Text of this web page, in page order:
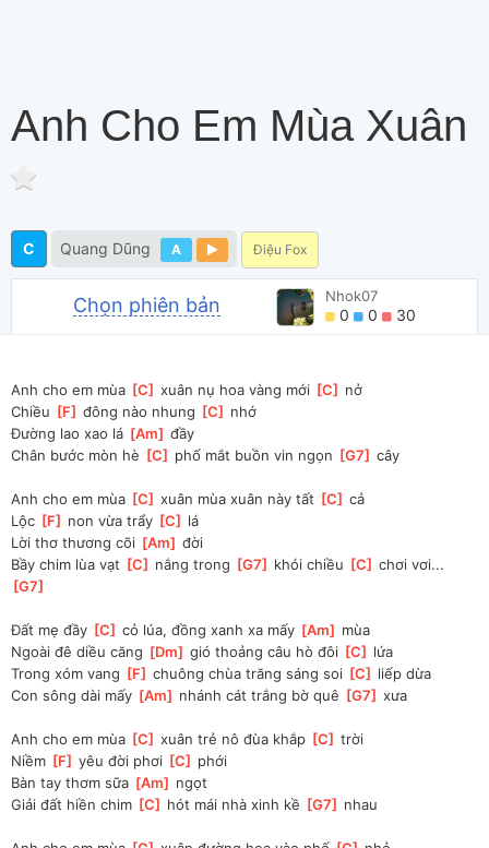
Anh Cho Em Mùa Xuân
C Quang Dũng A Điệu Fox
Chọn phiên bản Nhok07
0 0 30
Anh cho em mùa [C ] xuân nụ hoa vàng mới [C
nở
Chiều [F ] đông nào nhung [C
nhớ
Đường lao xao lá [Am ] đầy
Chân bước mòn hè [C phố mắt buồn vin ngọn [G7 ] cây
Anh cho em mùa [C ] xuân mùa xuân này tất [C ] cả
Lộc [F non vừa trẩy [C
lá
Lời thơ thương cõi [Am ] đời
Bầy chim lùa vạt [C nắng trong [G7 khói chiều [C ] chơi vơi...
G7
Đất mẹ đầy [C ] cỏ lúa, đồng xanh xa mấy [Am
mùa
Ngoài đê diều căng [Dm ] gió thoảng câu hò đôi [C
lứa
Trong xóm vang [F ] chuông chùa trăng sáng soi [C
liếp dừa
Con sông dài mấy [Am nhánh cát trắng bờ quê [G7 ] xưa
Anh cho em mùa [C ] xuân trẻ nô đùa khắp [C ] trời
Niềm [F ] yêu đời phơi [C
phới
Bàn tay thơm sữa [Am
ngọt
Giải đất hiền chim [C hót mái nhà xinh kề [G7 nhau